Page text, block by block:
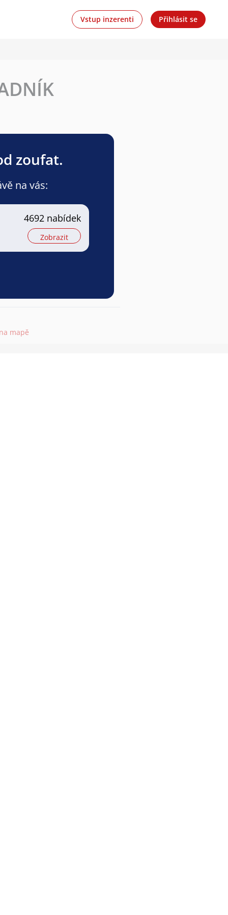
Vstup inzerenti Přihlásit se
zoufat.
na vás:
4692 nabídek
Zobrazit
mapě